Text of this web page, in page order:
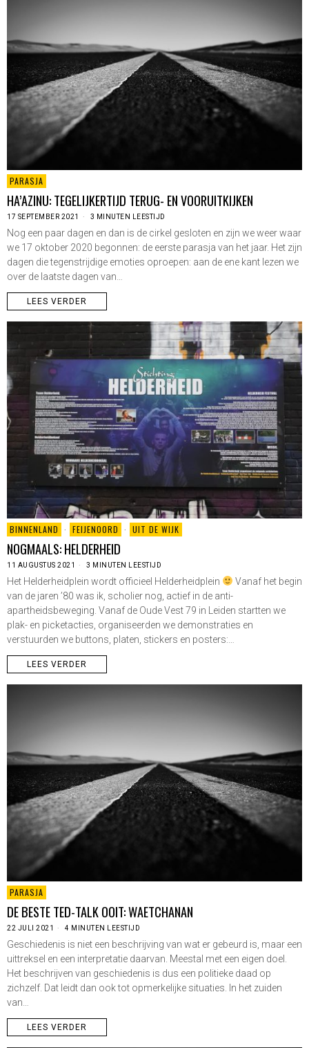
PARASJA
HA’AZINU: TEGELIJKERTIJD TERUG- EN VOORUITKIJKEN
17 SEPTEMBER 2021 3 MINUTEN LEESTIJD
Nog een paar dagen en dan is de cirkel gesloten en zijn we weer waar
we 17 oktober 2020 begonnen: de eerste parasja van het jaar. Het zijn
dagen die tegenstrijdige emoties oproepen: aan de ene kant lezen we
over de laatste dagen van…
LEES VERDER
BINNENLAND · FEIJENOORD · UIT DE WIJK
NOGMAALS: HELDERHEID
11 AUGUSTUS 2021 3 MINUTEN LEESTIJD
Het Helderheidplein wordt officieel Helderheidplein
Vanaf het begin
van de jaren ’80 was ik, scholier nog, actief in de anti-
apartheidsbeweging. Vanaf de Oude Vest 79 in Leiden startten we
plak- en picketacties, organiseerden we demonstraties en
verstuurden we buttons, platen, stickers en posters:…
LEES VERDER
PARASJA
DE BESTE TED-TALK OOIT: WAETCHANAN
22 JULI 2021 4 MINUTEN LEESTIJD
Geschiedenis is niet een beschrijving van wat er gebeurd is, maar een
uittreksel en een interpretatie daarvan. Meestal met een eigen doel.
Het beschrijven van geschiedenis is dus een politieke daad op
zichzelf. Dat leidt dan ook tot opmerkelijke situaties. In het zuiden
van…
LEES VERDER